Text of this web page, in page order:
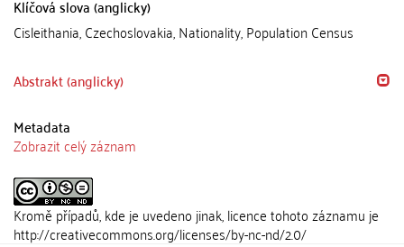
Klíčová slova (anglicky)
Cisleithania, Czechoslovakia, Nationality, Population Census
Abstrakt (anglicky)
Metadata
Zobrazit celý záznam
Kromě případů, kde je uvedeno jinak, licence tohoto záznamu je
http://creativecommons.org/licenses/by-nc-nd/2.0/